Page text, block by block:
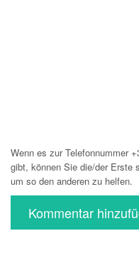
Wenn es zur Telefonnummer
gibt, können Sie die/der Erste
um so den anderen zu helfen.
Kommentar